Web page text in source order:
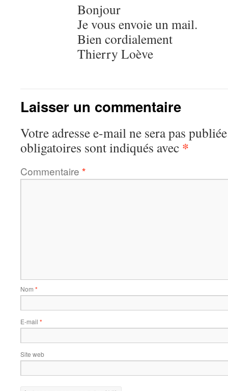
Bonjour
Je vous envoie un mail.
Bien cordialement
Thierry Loève
Laisser un commentaire
Votre adresse e-mail ne sera pas
obligatoires sont indiqués avec *
Commentaire *
Nom *
E-mail *
Site web